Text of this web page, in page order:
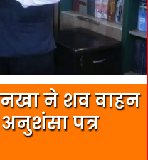
ने शव वाहन
पत्र